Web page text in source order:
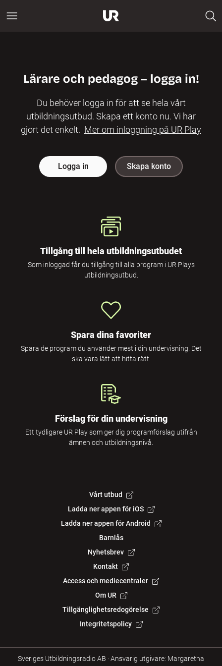
Lärare och pedagog – logga in!
Du behöver logga in för att se hela vårt
utbildningsutbud. Skapa ett konto nu. Vi har
gjort det enkelt. Mer om inloggning på UR Play
Logga in Skapa konto
Tillgång till hela utbildningsutbudet
Som inloggad får du tillgång till alla program i UR Plays
utbildningsutbud.
Spara dina favoriter
Spara de program du använder mest i din undervisning. Det
ska vara lätt att hitta rätt.
Förslag för din undervisning
Ett tydligare UR Play som ger dig programförslag utifrån
ämnen och utbildningsnivå.
Vårt utbud
Ladda ner appen för iOS
Ladda ner appen för Android
Barnlås
Nyhetsbrev
Kontakt
Access och mediecentraler
Om UR
Tillgänglighetsredogörelse
Integritetspolicy
Sveriges Utbildningsradio AB ·Ansvarig utgivare: Margaretha